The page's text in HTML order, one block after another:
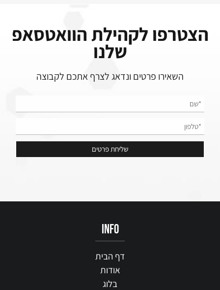
הצטרפו לקהילת הוואטסאפ
שלנו
השאירו פרטים ונדאג לצרף אתכם לקבוצה
info
דף הבית
אודות
בלוג